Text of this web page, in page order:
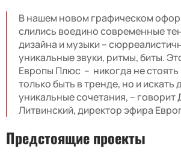
В нашем новом графическом
слились воедино современные
дизайна и музыки –
уникальные звуки, ритмы, биты.
Европы Плюс – никогда не стоять
только быть в тренде, но и искать
уникальные сочетания, – говорит
Литвинский, директор эфира
Предстоящие проекты